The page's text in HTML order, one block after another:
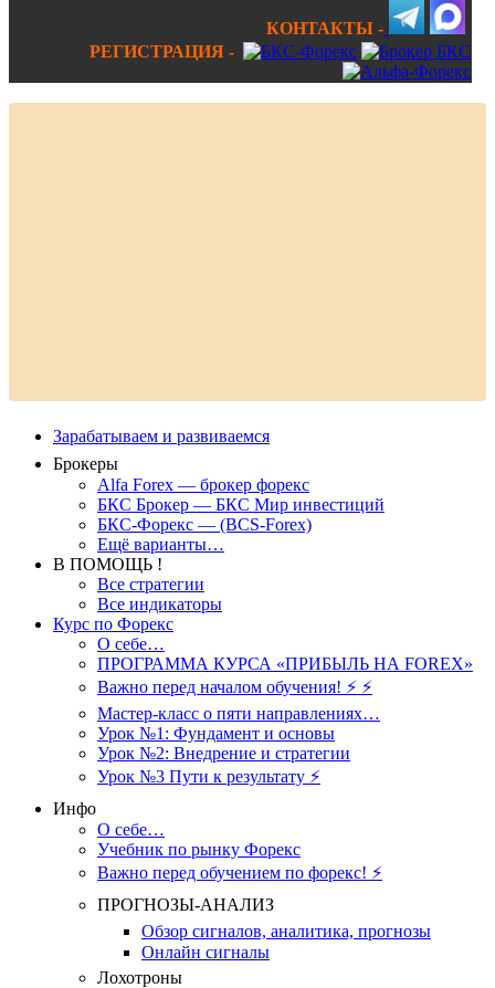
КОНТАКТЫ -
РЕГИСТРАЦИЯ -
Зарабатываем и развиваемся
Брокеры
Alfa Forex — брокер форекс
БКС Брокер — БКС Мир инвестиций
БКС-Форекс — (BCS-Forex)
Ещё варианты…
В ПОМОЩЬ !
Все стратегии
Все индикаторы
Курс по Форекс
О себе…
ПРОГРАММА КУРСА «ПРИБЫЛЬ НА FOREX»
Важно перед началом обучения! ⚡ ⚡
Мастер-класс о пяти направлениях…
Урок №1: Фундамент и основы
Урок №2: Внедрение и стратегии
Урок №3 Пути к результату ⚡️
Инфо
О себе…
Учебник по рынку Форекс
Важно перед обучением по форекс! ⚡
ПРОГНОЗЫ-АНАЛИЗ
Обзор сигналов, аналитика, прогнозы
Онлайн сигналы
Лохотроны